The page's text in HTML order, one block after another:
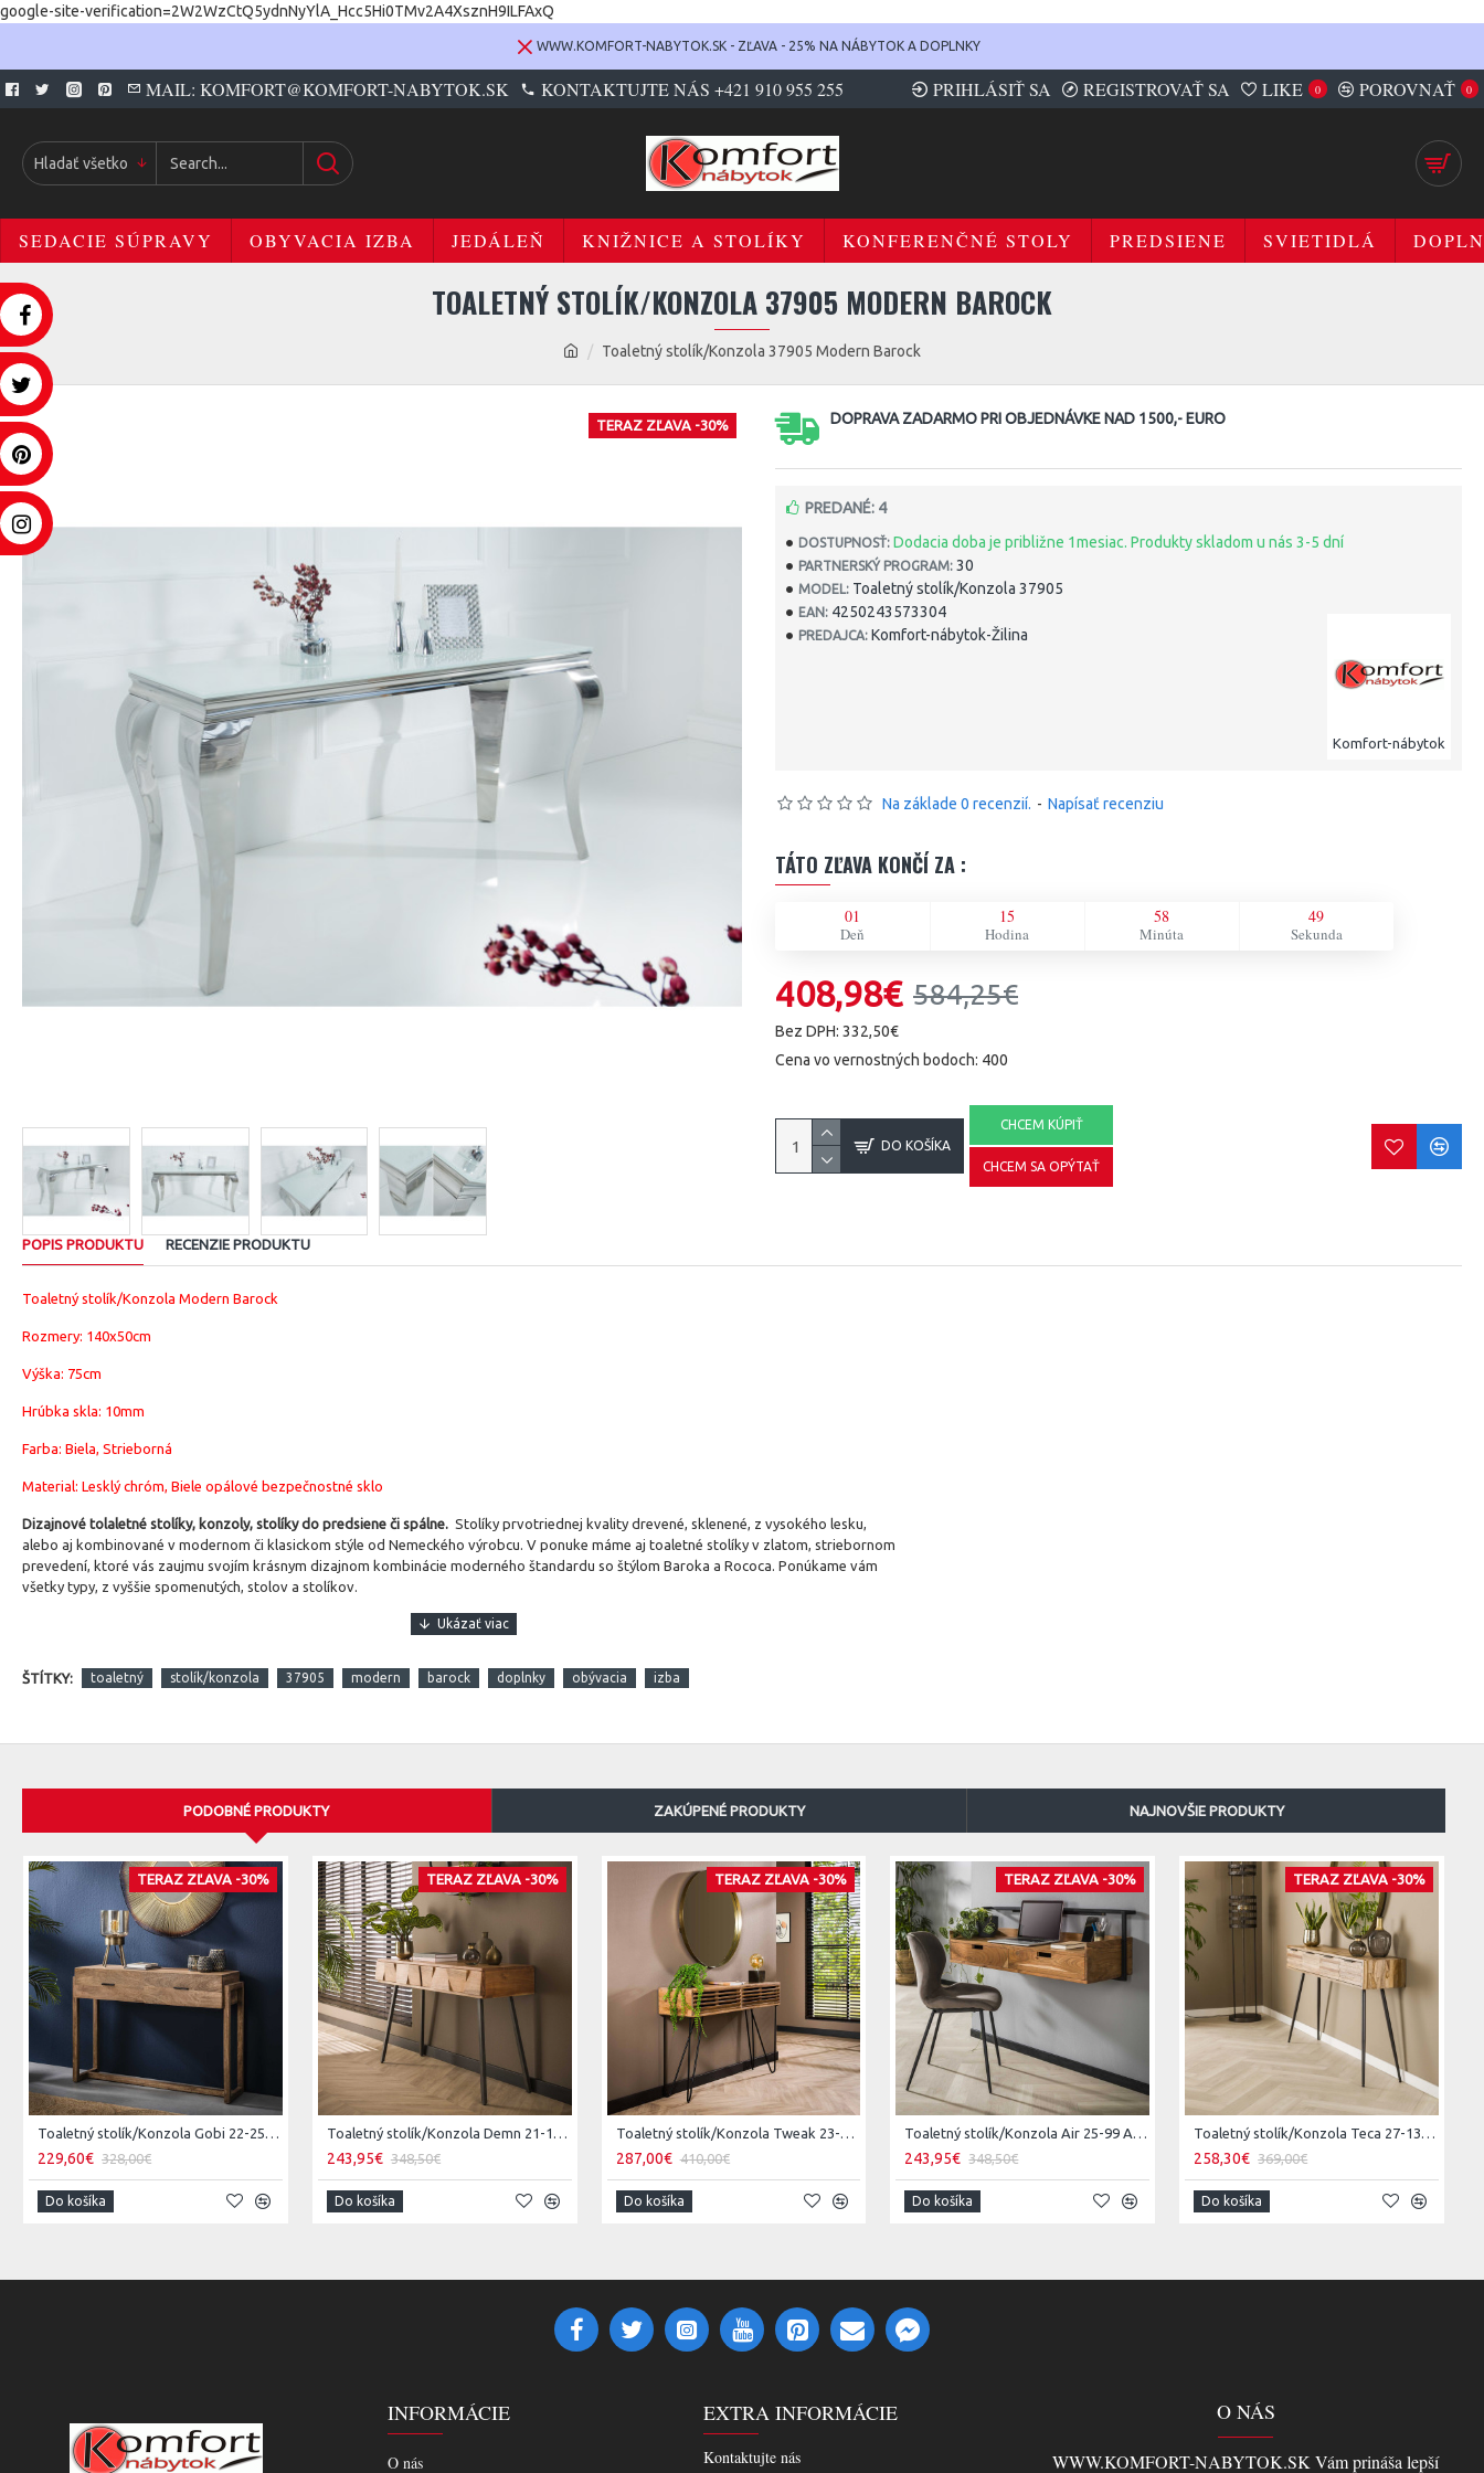
google-site-verification=2W2WzCtQ5ydnNyYlA_Hcc5Hi0TMv2A4XsznH9ILFAxQ
WWW.KOMFORT-NABYTOK.SK - ZĽAVA - 25% NA NÁBYTOK A DOPLNKY
MAIL: KOMFORT@KOMFORT-NABYTOK.SK KONTAKTUJTE NÁS +421 910 955 255 PRIHLÁSIŤ SA REGISTROVAŤ SA LIKE 0 POROVNAŤ 0
Hladať všetko
SEDACIE SÚPRAVY OBYVACIA IZBA JEDÁLEŇ KNIŽNICE A STOLÍKY KONFERENČNÉ STOLY PREDSIENE SVIETIDLÁ
Toaletný stolík/Konzola 37905 Modern Barock
TOALETNÝ STOLÍK/KONZOLA 37905 MODERN BAROCK
TERAZ ZĽAVA -30% DOPRAVA ZADARMO PRI OBJEDNÁVKE NAD 1500,- EURO
DOSTUPNOSŤ: Dodacia doba je približne 1mesiac. Produkty skladom u nás 3-5 dní
PARTNERSKÝ PROGRAM: 30
MODEL: Toaletný stolík/Konzola 37905
EAN: 4250243573304
PREDAJCA: Komfort-nábytok-Žilina
Komfort-nábytok
PREDANÉ: 4
Na základe 0 recenzií. - Napísať recenziu
TÁTO ZĽAVA KONČÍ ZA :
01
Deň
15
Hodina
58
Minúta
48
Sekunda
408,98€ 584,25€
Bez DPH: 332,50€
Cena vo vernostných bodoch: 400
DO KOŠÍKA
CHCEM KÚPIŤ
CHCEM SA OPÝTAŤ
POPIS PRODUKTU RECENZIE PRODUKTU
Toaletný stolík/Konzola Modern Barock
Rozmery: 140x50cm
Výška: 75cm
Hrúbka skla: 10mm
Farba: Biela, Strieborná
Material: Lesklý chróm, Biele opálové bezpečnostné sklo
Dizajnové tolaletné stolíky, konzoly, stolíky do predsiene či spálne. Stolíky prvotriednej kvality drevené, sklenené, z vysokého lesku,
alebo aj kombinované v modernom či klasickom stýle od Nemeckého výrobcu. V ponuke máme aj toaletné stolíky v zlatom, striebornom
prevedení, ktoré vás zaujmu svojím krásnym dizajnom kombinácie moderného štandardu so štýlom Baroka a Rococa. Ponúkame vám
všetky typy, z vyššie spomenutých, stolov a stolíkov.
ŠTÍTKY: toaletný stolík/konzola 37905 modern barock doplnky obývacia izba
PODOBNÉ PRODUKTY ZAKÚPENÉ PRODUKTY NAJNOVŠIE PRODUKTY
TERAZ ZĽAVA -30%
Toaletný stolík/Konzola Gobi 22-25 Mango drevo
229,60€ 328,00€
Do košíka
TERAZ ZĽAVA -30%
Toaletný stolík/Konzola Demn 21-18 Acacia drevo
243,95€ 348,50€
Do košíka
TERAZ ZĽAVA -30%
Toaletný stolík/Konzola Tweak 23-90 Mango drevo
287,00€ 410,00€
Do košíka
TERAZ ZĽAVA -30%
Toaletný stolík/Konzola Air 25-99 Acacia drevo
243,95€ 348,50€
Do košíka
TERAZ ZĽAVA -30%
Toaletný stolík/Konzola Teca 27-13 Teak drevo
258,30€ 369,00€
Do košíka
INFORMÁCIE
O nás
EXTRA INFORMÁCIE
Kontaktujte nás
O NÁS
WWW.KOMFORT-NABYTOK.SK Vám prináša lepší